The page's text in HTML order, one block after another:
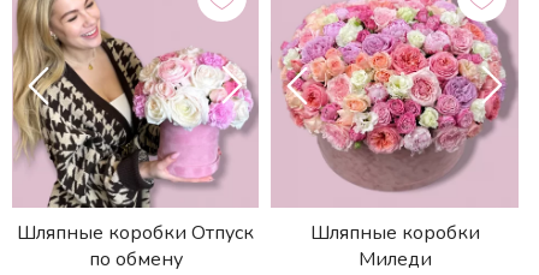
Шляпные коробки Отпуск
по обмену
Шляпные коробки
Миледи